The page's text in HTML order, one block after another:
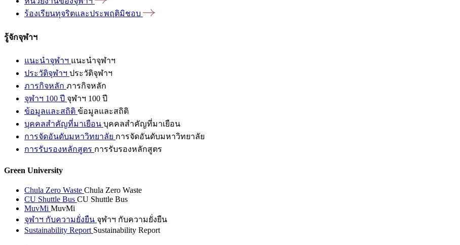
ร้องเรียนทุจริตและประพฤติมิชอบ
รู้จักจุฬาฯ
แนะนำจุฬาฯ แนะนำจุฬาฯ
ประวัติจุฬาฯ ประวัติจุฬาฯ
ภารกิจหลัก ภารกิจหลัก
จุฬาฯ 100 ปี จุฬาฯ 100 ปี
ข้อมูลและสถิติ ข้อมูลและสถิติ
บุคคลสำคัญที่มาเยือน บุคคลสำคัญที่มาเยือน
การจัดอันดับมหาวิทยาลัย การจัดอันดับมหาวิทยาลัย
การรับรองหลักสูตร การรับรองหลักสูตร
Green University
Chula Zero Waste Chula Zero Waste
CU Shuttle Bus CU Shuttle Bus
MuvMi MuvMi
จุฬาฯ กับความยั่งยืน จุฬาฯ กับความยั่งยืน
Sustainability Report Sustainability Report